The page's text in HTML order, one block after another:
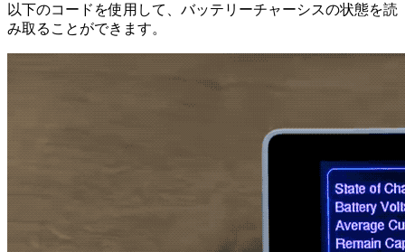
以下のコードを使用して、バッテリーチャーシスの状態を読
み取ることができます。